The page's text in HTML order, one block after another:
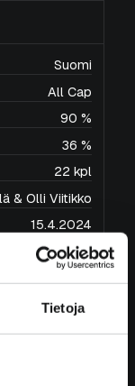
Tietoja
Suomi
All Cap
90 %
36 %
22 kpl
& Olli Viitikko
15.4.2024
FI4000570346
FI4000570353